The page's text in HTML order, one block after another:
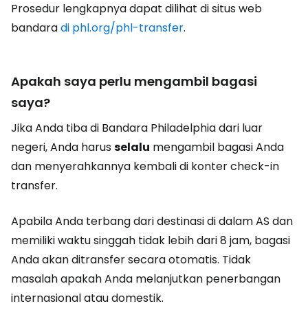
Prosedur lengkapnya dapat dilihat di situs web
bandaradi phl.org/phl-transfer.
Apakah saya perlu mengambil bagasi
saya?
Jika Anda tiba di Bandara Philadelphia dari luar
negeri, Anda harusselalu mengambil bagasi Anda
dan menyerahkannya kembali di konter check-in
transfer.
Apabila Anda terbang dari destinasi di dalam AS dan
memiliki waktu singgah tidak lebih dari 8 jam, bagasi
Anda akan ditransfer secara otomatis. Tidak
masalah apakah Anda melanjutkan penerbangan
internasional atau domestik.